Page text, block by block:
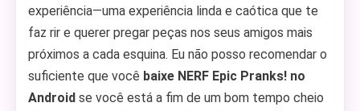
experiência—uma experiência linda e caótica que te
faz rir e querer pregar peças nos seus amigos mais
próximos a cada esquina. Eu não posso recomendar o
suficiente que você baixe NERF Epic Pranks! no
Android se você está a fim de um bom tempo cheio